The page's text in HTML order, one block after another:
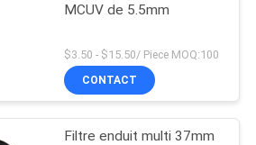
MCUV de 5.5mm
$3.50 - $15.50/ Piece MOQ:100
CONTACT
Filtre enduit multi 37mm